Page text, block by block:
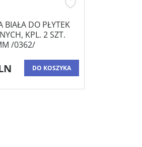
BIAŁA DO PŁYTEK
KPL. 2 SZT.
/0362/
DO KOSZYKA